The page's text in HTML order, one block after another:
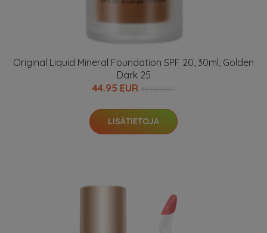
Original Liquid Mineral Foundation SPF 20, 30ml, Golden
Dark 25
44.95 EUR
LISÄTIETOJA